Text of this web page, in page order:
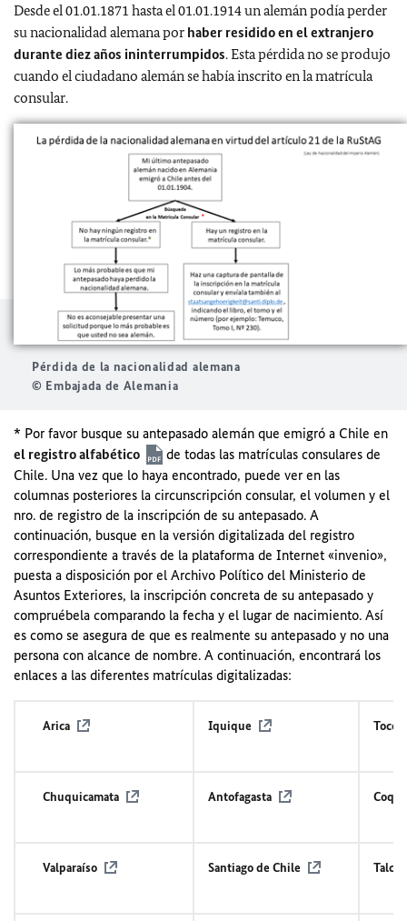
Desde el 01.01.1871 hasta el 01.01.1914 un alemán podía perder
su nacionalidad alemana por haber residido en el extranjero
durante diez años ininterrumpidos. Esta pérdida no se produjo
cuando el ciudadano alemán se había inscrito en la matrícula
consular.
Pérdida de la nacionalidad alemana
© Embajada de Alemania
* Por favor busque su antepasado alemán que emigró a Chile en
el registro alfabético
de todas las matrículas consulares de
Chile. Una vez que lo haya encontrado, puede ver en las
columnas posteriores la circunscripción consular, el volumen y el
nro. de registro de la inscripción de su antepasado. A
continuación, busque en la versión digitalizada del registro
correspondiente a través de la plataforma de Internet «invenio»,
puesta a disposición por el Archivo Político del Ministerio de
Asuntos Exteriores, la inscripción concreta de su antepasado y
compruébela comparando la fecha y el lugar de nacimiento. Así
es como se asegura de que es realmente su antepasado y no una
persona con alcance de nombre. A continuación, encontrará los
enlaces a las diferentes matrículas digitalizadas:
Arica Iquique
Chuquicamata Antofagasta
Valparaíso Santiago de Chile Talca